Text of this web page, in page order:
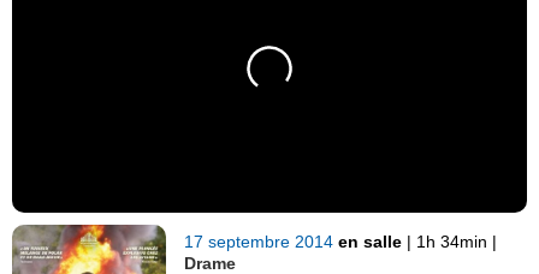
17 septembre 2014en salle | 1h 34min |
Drame